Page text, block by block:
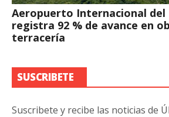
Aeropuerto Internacional del
registra 92 % de avance en
terracería
SUSCRIBETE
Suscribete y recibe las noticias de